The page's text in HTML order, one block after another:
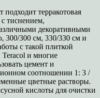
терракотовая
тиснением,
декоративными
300/300 см, 330/330 см и
с такой плиткой
и многие
цемент и
соотношении 1: 3 /
цветные растворы.
кислоты для очистки